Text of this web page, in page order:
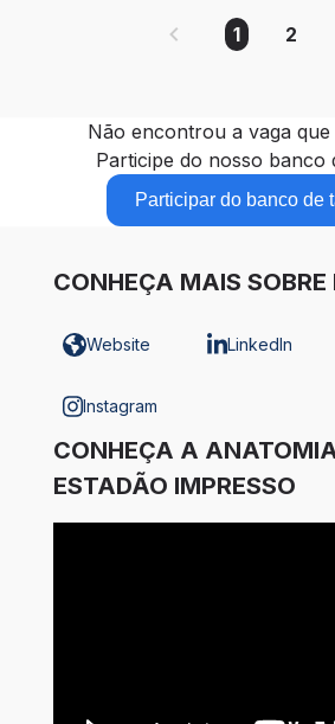
1 2
Não encontrou a vaga
Participe do nosso banco
Participar do banco de
CONHEÇA MAIS SOBRE
Website LinkedIn
Instagram
CONHEÇA A
ESTADÃO IMPRESSO